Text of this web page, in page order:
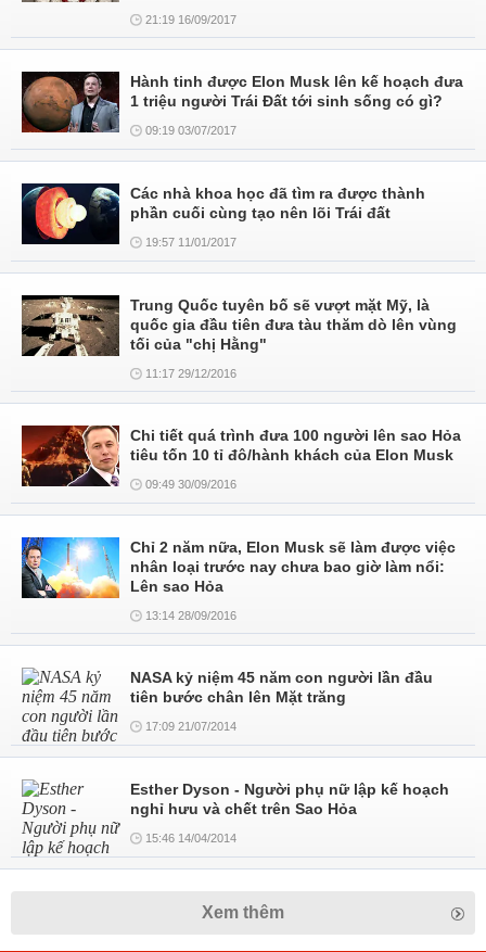
21:19 16/09/2017
Hành tinh được Elon Musk lên kế hoạch đưa
1 triệu người Trái Đất tới sinh sống có gì?
09:19 03/07/2017
Các nhà khoa học đã tìm ra được thành
phần cuối cùng tạo nên lõi Trái đất
19:57 11/01/2017
Trung Quốc tuyên bố sẽ vượt mặt Mỹ, là
quốc gia đầu tiên đưa tàu thăm dò lên vùng
tối của "chị Hằng"
11:17 29/12/2016
Chi tiết quá trình đưa 100 người lên sao Hỏa
tiêu tốn 10 tỉ đô/hành khách của Elon Musk
09:49 30/09/2016
Chỉ 2 năm nữa, Elon Musk sẽ làm được việc
nhân loại trước nay chưa bao giờ làm nổi:
Lên sao Hỏa
13:14 28/09/2016
NASA kỷ niệm 45 năm con người lần đầu
tiên bước chân lên Mặt trăng
17:09 21/07/2014
Esther Dyson - Người phụ nữ lập kế hoạch
nghỉ hưu và chết trên Sao Hỏa
15:46 14/04/2014
Xem thêm